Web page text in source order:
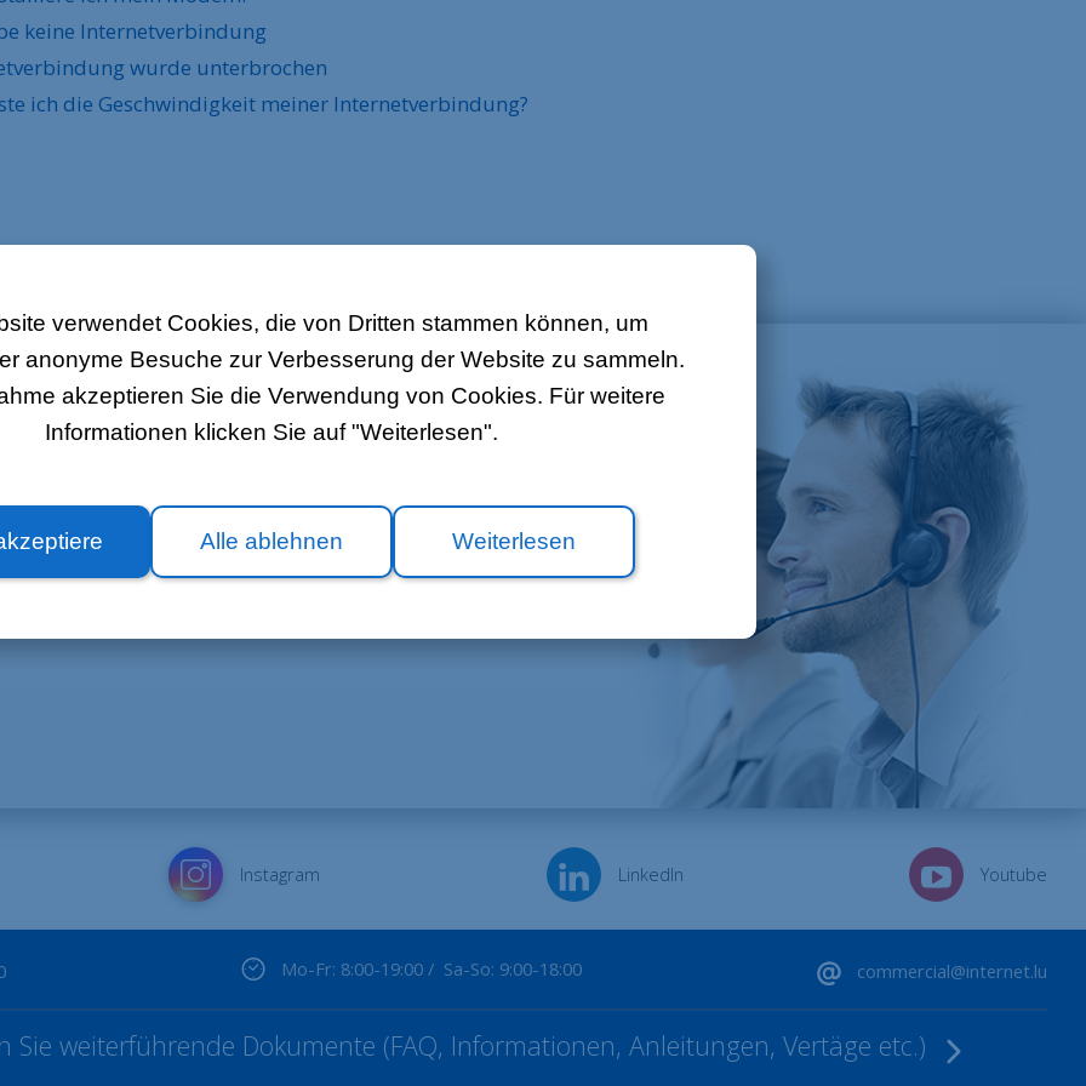
verwendet Cookies, die von Dritten stammen können, um
anonyme Besuche zur Verbesserung der Website zu sammeln.
akzeptieren Sie die Verwendung von Cookies. Für weitere
Informationen klicken Sie auf "Weiterlesen".
Alle ablehnen Weiterlesen
keine Internetverbindung
wurde unterbrochen
ich die Geschwindigkeit meiner Internetverbindung?
Team gerne zur
Instagram LinkedIn Youtube
Mo-Fr: 8:00-19:00 / Sa-So: 9:00-18:00 commercial@internet.lu
Sie weiterführende Dokumente (FAQ, Informationen, Anleitungen, Vertäge etc.)